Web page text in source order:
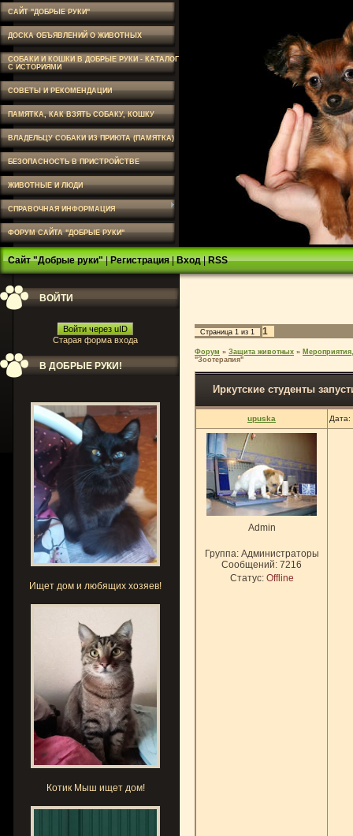
САЙТ "ДОБРЫЕ РУКИ"
ДОСКА ОБЪЯВЛЕНИЙ О ЖИВОТНЫХ
СОБАКИ И КОШКИ В ДОБРЫЕ РУКИ - КАТАЛОГ
С ИСТОРИЯМИ
СОВЕТЫ И РЕКОМЕНДАЦИИ
ПАМЯТКА, КАК ВЗЯТЬ СОБАКУ, КОШКУ
ВЛАДЕЛЬЦУ СОБАКИ ИЗ ПРИЮТА (ПАМЯТКА)
БЕЗОПАСНОСТЬ В ПРИСТРОЙСТВЕ
ЖИВОТНЫЕ И ЛЮДИ
СПРАВОЧНАЯ ИНФОРМАЦИЯ
ФОРУМ САЙТА "ДОБРЫЕ РУКИ"
Сайт "Добрые руки"|Регистрация|Вход|RSS
ВОЙТИ
Войти через uID
Старая форма входа
В ДОБРЫЕ РУКИ!
Ищет дом и любящих хозяев!
Котик Мыш ищет дом!
Страница 1 из 1 1
Форум » Защита животных »
"Зоотерапия"
Иркутские студенты
upuska
Admin
Группа: Администраторы
Сообщений: 7216
Статус: Offline